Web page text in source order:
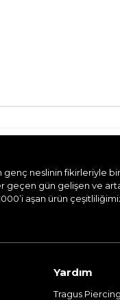
genç neslinin fikirleriyle
geçen gün gelişen ve
aşan ürün
Yardım
Tragus